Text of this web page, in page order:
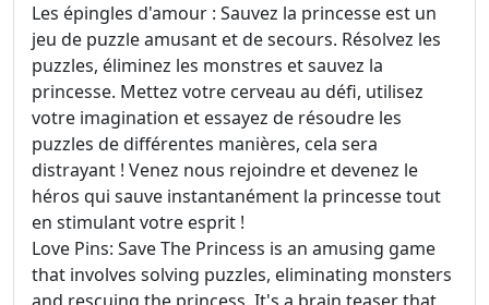
Les épingles d'amour : Sauvez la princesse est un
jeu de puzzle amusant et de secours. Résolvez les
puzzles, éliminez les monstres et sauvez la
princesse. Mettez votre cerveau au défi, utilisez
votre imagination et essayez de résoudre les
puzzles de différentes manières, cela sera
distrayant ! Venez nous rejoindre et devenez le
héros qui sauve instantanément la princesse tout
en stimulant votre esprit !
Love Pins: Save The Princess is an amusing game
that involves solving puzzles, eliminating monsters